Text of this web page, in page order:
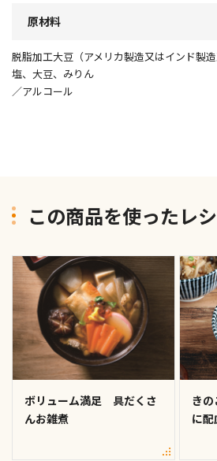
原材料
脱脂加工大豆（アメリカ製造又はインド製
塩、大豆、みりん
／アルコール
この商品を使ったレ
ボリューム満足 具だくさ
んお雑煮
き
に